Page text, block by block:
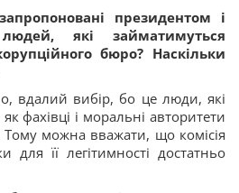
президентом і
які займатимуться
бюро? Наскільки
вдалий вибір, бо це люди, які
фахівці і моральні авторитети
Тому можна вважати, що комісія
для її легітимності достатньо